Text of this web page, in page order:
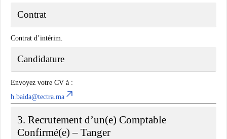
Contrat
Contrat d’intérim.
Candidature
Envoyez votre CV à :
h.baida@tectra.ma
3. Recrutement d’un(e) Comptable
Confirmé(e) – Tanger